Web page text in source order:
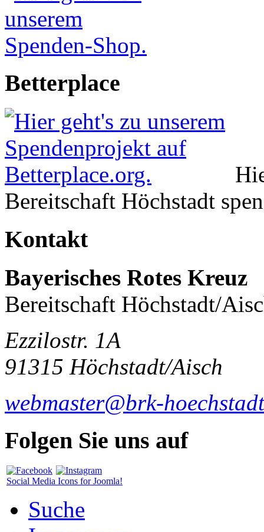
Betterplace
Bereitschaft Höchstadt
Kontakt
Bayerisches Rotes Kreuz
Bereitschaft Höchstadt/
Ezzilostr. 1A
91315 Höchstadt/Aisch
webmaster@brk-
Folgen Sie uns auf
Social Media Icons for Joomla!
Suche